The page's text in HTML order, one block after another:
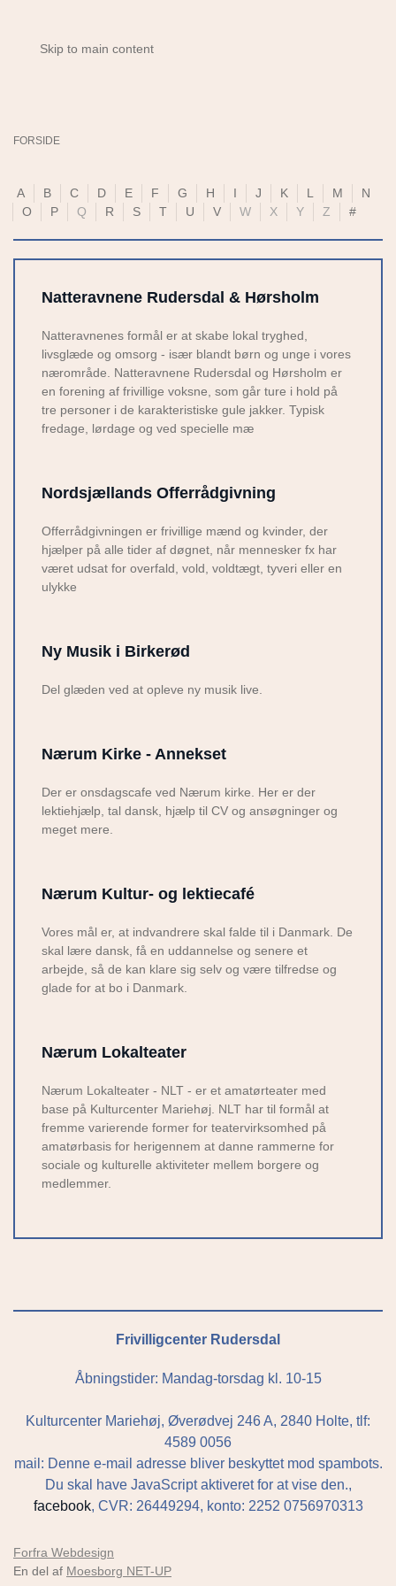
Skip to main content
FORSIDE
A B C D E F G H I J K L M
N
O
P Q R S T U V W X Y Z #
Natteravnene Rudersdal & Hørsholm
Natteravnenes formål er at skabe lokal tryghed,
livsglæde og omsorg - især blandt børn og unge i vores
nærområde. Natteravnene Rudersdal og Hørsholm er
en forening af frivillige voksne, som går ture i hold på
tre personer i de karakteristiske gule jakker. Typisk
fredage, lørdage og ved specielle mæ
Nordsjællands Offerrådgivning
Offerrådgivningen er frivillige mænd og kvinder, der
hjælper på alle tider af døgnet, når mennesker fx har
været udsat for overfald, vold, voldtægt, tyveri eller en
ulykke
Ny Musik i Birkerød
Del glæden ved at opleve ny musik live.
Nærum Kirke - Annekset
Der er onsdagscafe ved Nærum kirke. Her er der
lektiehjælp, tal dansk, hjælp til CV og ansøgninger og
meget mere.
Nærum Kultur- og lektiecafé
Vores mål er, at indvandrere skal falde til i Danmark. De
skal lære dansk, få en uddannelse og senere et
arbejde, så de kan klare sig selv og være tilfredse og
glade for at bo i Danmark.
Nærum Lokalteater
Nærum Lokalteater - NLT - er et amatørteater med
base på Kulturcenter Mariehøj. NLT har til formål at
fremme varierende former for teatervirksomhed på
amatørbasis for herigennem at danne rammerne for
sociale og kulturelle aktiviteter mellem borgere og
medlemmer.
Frivilligcenter Rudersdal
Åbningstider: Mandag-torsdag kl. 10-15
Kulturcenter Mariehøj, Øverødvej 246 A, 2840 Holte, tlf:
4589 0056
mail: Denne e-mail adresse bliver beskyttet mod spambots.
Du skal have JavaScript aktiveret for at vise den.,
facebook, CVR: 26449294, konto: 2252 0756970313
Forfra Webdesign
En del af Moesborg NET-UP